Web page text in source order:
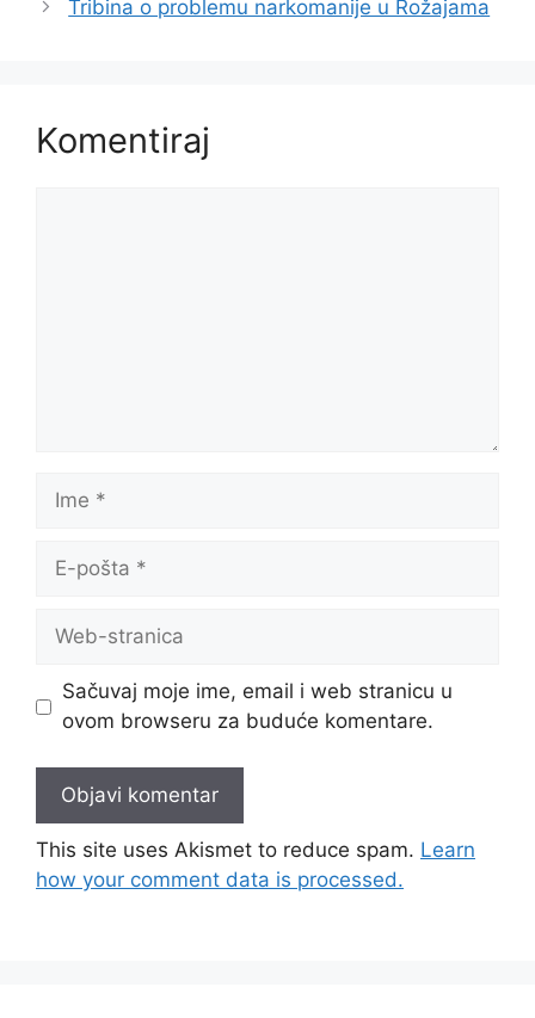
Tribina o problemu narkomanije u Rožajama
Komentiraj
Ime
pošta
Web-
Sačuvaj moje ime, email i web stranicu u
ovom browseru za buduće komentare.
This site uses Akismet to reduce spam. Learn
how your comment data is processed.